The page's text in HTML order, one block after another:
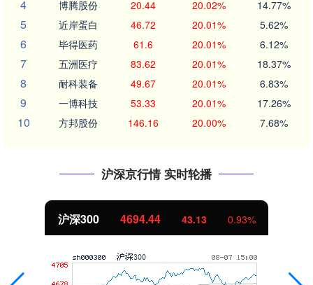
4 博腾股份 20.44 20.02% 14.77%
5 近岸蛋白 46.72 20.01% 5.62%
6 毕得医药 61.6 20.01% 6.12%
7 五洲医疗 83.62 20.01% 18.37%
8 耐科装备 49.67 20.01% 6.83%
9 一博科技 53.33 20.01% 17.26%
10 方邦股份 146.16 20.00% 7.68%
沪深京行情 实时轮播
沪深300 4694.44 43.13 0.93%